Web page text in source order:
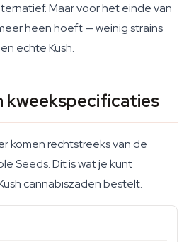
Maar voor het einde van
heen hoeft — weinig strains
echte Kush.
kweekspecificaties
komen rechtstreeks van de
Seeds. Dit is wat je kunt
cannabiszaden bestelt.